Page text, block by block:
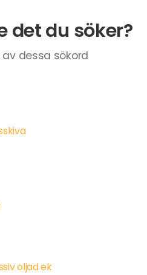
det du söker?
dessa sökord
oljad ek